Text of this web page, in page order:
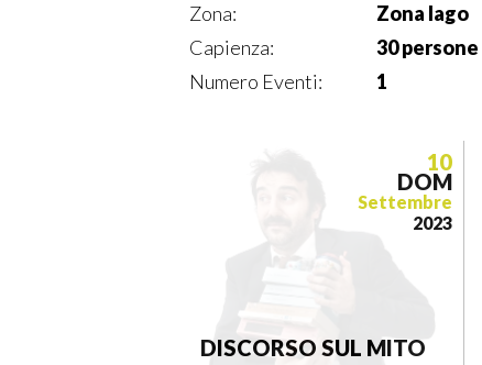
Zona:
Zona lago
Capienza:
30 persone
Numero Eventi:
1
10
DOM
Settembre
2023
DISCORSO SUL MITO